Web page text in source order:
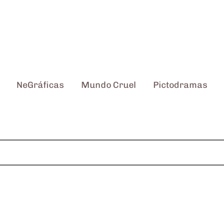
NeGráficas Mundo Cruel Pictodramas